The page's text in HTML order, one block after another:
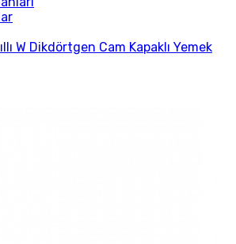
W Dikdörtgen Cam Kapaklı Yemek